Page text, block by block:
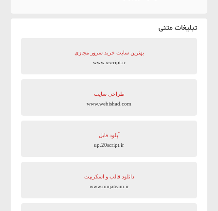
تبلیغات متنی
بهترین سایت‌ خرید سرور مجازی
www.xscript.ir
طراحی سایت
www.webishad.com
آپلود فایل
up.20script.ir
دانلود قالب و اسکریپت
www.ninjateam.ir